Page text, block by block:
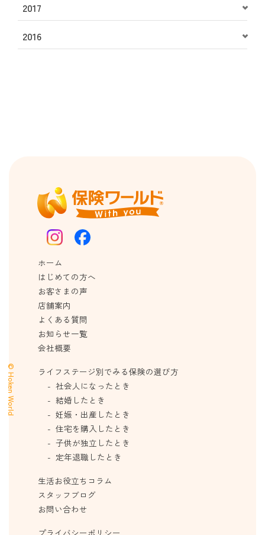
2017
2016
ホーム
はじめての方へ
お客さまの声
店舗案内
よくある質問
お知らせ一覧
会社概要
ライフステージ別でみる保険の選び方
社会人になったとき
結婚したとき
妊娠・出産したとき
住宅を購入したとき
子供が独立したとき
定年退職したとき
生活お役立ちコラム
スタッフブログ
お問い合わせ
© Hoken World